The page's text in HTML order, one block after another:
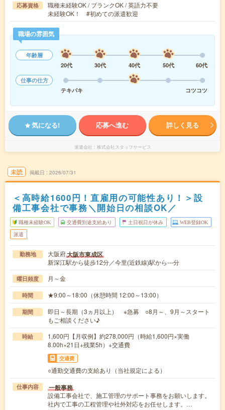
応募資格
職種未経験OK / ブランクOK / 英語力不要
未経験OK！ #初めての派遣歓迎
職場の雰囲気
年齢層
20代
30代 40代 50代
60代
仕事の仕方
テキパキ
コツコツ
気になる! 応募へ進む 詳しく見る
派遣会社 株式会社スタッフサービス
未読 掲載日 2026/07/31
＜高時給1600円！直雇用の可能性あり！＞設
備工事会社で事務＼開始日の相談OK／
職種未経験OK 交通費別途支給あり 土日祝日が休み WEB登録OK
派遣
勤務地 大阪府大阪市東成区
新深江駅から徒歩12分／今里(近鉄線)駅から---分
曜日頻度 月～金
時間 ★9:00～18:00（休憩時間 12:00～13:00）
期間
即日～長期（3ヵ月以上） ※急募 ○8月～、9月～スタート
もご相談ください♪
時給
1,600円【月収例】約278,000円（時給1,600円×実働
8.00h×21日+残業5h）+交通費
交通費
○通勤交通費の支給あり（当社規定による）
仕事内容 一般事務
設備工事会社で、施工管理のサポート事務をお願いします。
社内で工事の工程管理や社外対応をお任せします。…